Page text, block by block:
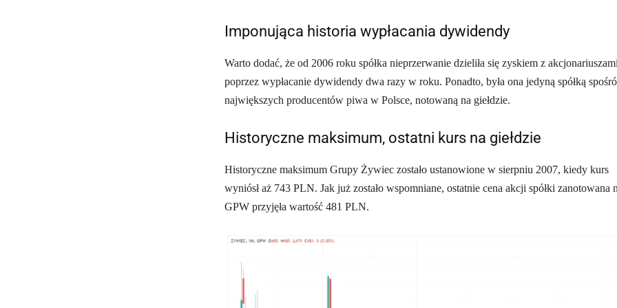
Imponująca historia wypłacania dywidendy
Warto dodać, że od 2006 roku spółka nieprzerwanie dzieliła się zyskiem z akcjonariuszami
poprzez wypłacanie dywidendy dwa razy w roku. Ponadto, była ona jedyną spółką
największych producentów piwa w Polsce, notowaną na giełdzie.
Historyczne maksimum, ostatni kurs na giełdzie
Historyczne maksimum Grupy Żywiec zostało ustanowione w sierpniu 2007, kiedy kurs
wyniósł aż 743 PLN. Jak już zostało wspomniane, ostatnie cena akcji spółki zanotowana
GPW przyjęła wartość 481 PLN.